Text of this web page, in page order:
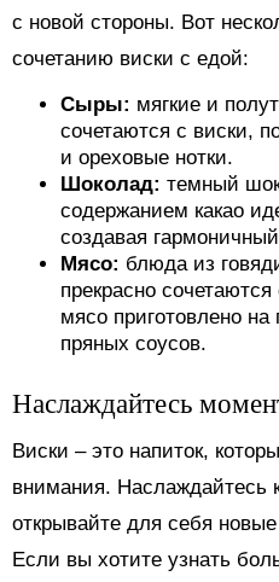
с новой стороны. Вот
сочетанию виски с едой:
Сыры: мягкие и
сочетаются с виски,
и ореховые нотки.
Шоколад: темный
содержанием какао
создавая
Мясо: блюда из
прекрасно
мясо приготовлено
пряных соусов.
Наслаждайтесь
Виски – это напиток,
внимания. Наслаждайтесь
открывайте для себя
Если вы хотите узнать